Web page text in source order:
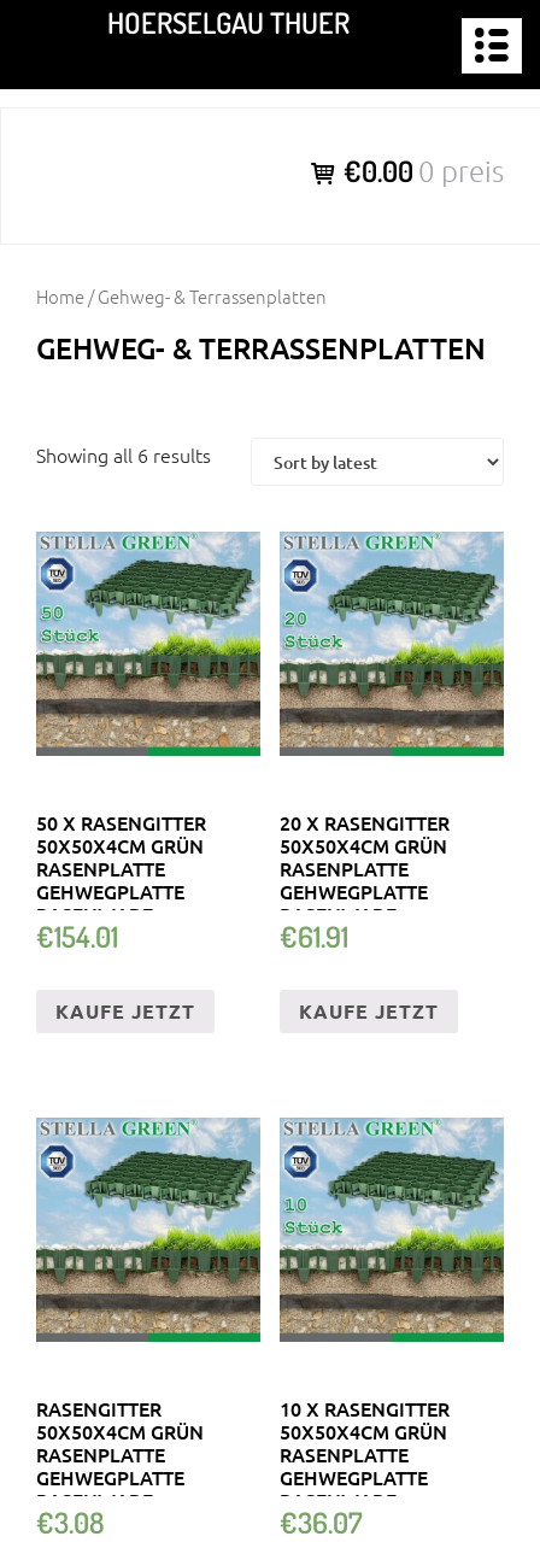
springen
HOERSELGAU THUER
€0.00 0 preis
Home/ Gehweg- & Terrassenplatten
GEHWEG- & TERRASSENPLATTEN
Showing all 6 results
50 X RASENGITTER
50X50X4CM GRÜN
RASENPLATTE
GEHWEGPLATTE
RASENWABE
BODENWABE
€154.01
KAUFE JETZT
20 X RASENGITTER
50X50X4CM GRÜN
RASENPLATTE
GEHWEGPLATTE
RASENWABE
BODENWABE
€61.91
KAUFE JETZT
RASENGITTER
50X50X4CM GRÜN
RASENPLATTE
GEHWEGPLATTE
RASENWABE
BODENWABE
€3.08
10 X RASENGITTER
50X50X4CM GRÜN
RASENPLATTE
GEHWEGPLATTE
RASENWABE
BODENWABE
€36.07